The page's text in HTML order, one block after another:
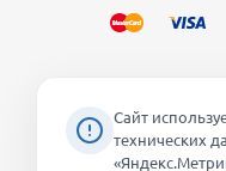
Сайт
технических